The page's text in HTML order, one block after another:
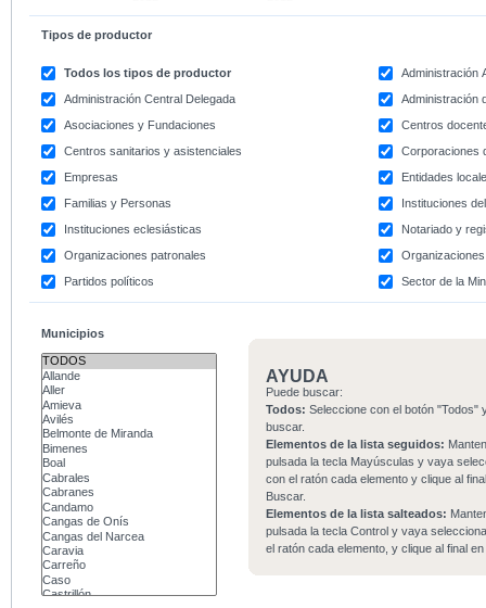
Tipos de productor
Todos los tipos de productor
Administración
Administración Central Delegada
Administración
Asociaciones y Fundaciones
Centros
Centros sanitarios y asistenciales
Corporaciones
Empresas
Entidades
Familias y Personas
Instituciones
Instituciones eclesiásticas
Notariado y
Organizaciones patronales
Partidos políticos
Sector de la
Municipios
AYUDA
Puede buscar:
Todos: Seleccione con el botón "Todos"
buscar.
Elementos de la lista seguidos:
pulsada la tecla Mayúsculas y vaya
con el ratón cada elemento y clique al
Buscar.
Elementos de la lista salteados:
pulsada la tecla Control y vaya
el ratón cada elemento, y clique al final